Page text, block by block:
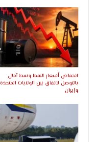
انخفاض أسعار النفط وسط آمال
بالتوصل لاتفاق بين الولايات المتحدة
وإيران